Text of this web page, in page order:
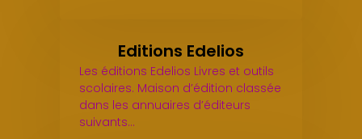
Editions Edelios
Les éditions Edelios Livres et outils
scolaires. Maison d’édition classée
dans les annuaires d’éditeurs
suivants…